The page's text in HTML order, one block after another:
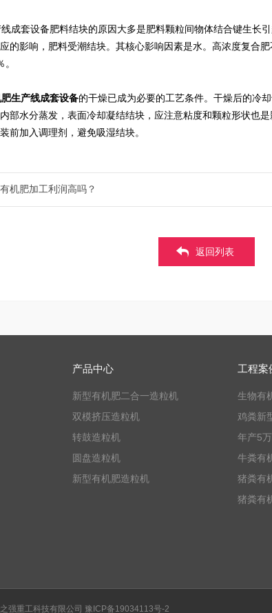
成套设备肥料结块的原因大多是肥料颗粒间物体结合键生长
的影响，肥料受潮结块。其核心影响因素是水。高浓度复合
生产线成套设备的干燥已成为必要的工艺条件。干燥后的冷
部水分蒸发，表面冷却凝结结块，应注意粘度和颗粒形状也
前加入调理剂，避免吸湿结块。
机肥加工利润高吗？
返回列表
产品中心
新型有机肥二合一造粒机
双模挤压造粒机
转鼓造粒机
圆盘造粒机
新型有机肥造粒机
工程案
生物有
鸡粪新
年产5
牛粪有
猪粪有
猪粪有
强重工科技有限公司 豫ICP备19034113号-2